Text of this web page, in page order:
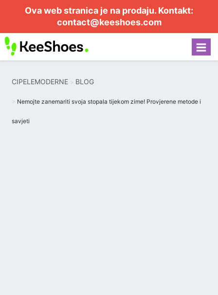
Ova web stranica je na prodaju. Kontakt:
contact@keeshoes.com
CIPELEMODERNE BLOG
Nemojte zanemariti svoja stopala tijekom zime! Provjerene metode i
savjeti